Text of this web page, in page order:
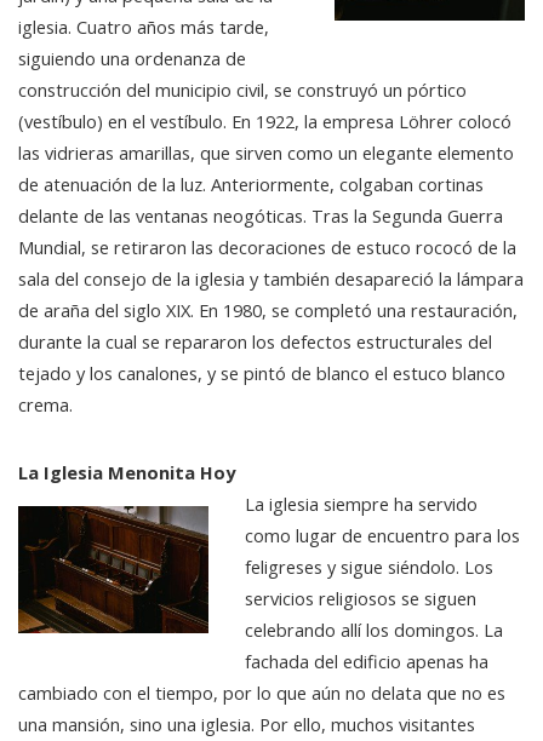
iglesia. Cuatro años más tarde,
siguiendo una ordenanza de
construcción del municipio civil, se construyó un pórtico
(vestíbulo) en el vestíbulo. En 1922, la empresa Löhrer colocó
las vidrieras amarillas, que sirven como un elegante elemento
de atenuación de la luz. Anteriormente, colgaban cortinas
delante de las ventanas neogóticas. Tras la Segunda Guerra
Mundial, se retiraron las decoraciones de estuco rococó de la
sala del consejo de la iglesia y también desapareció la lámpara
de araña del siglo XIX. En 1980, se completó una restauración,
durante la cual se repararon los defectos estructurales del
tejado y los canalones, y se pintó de blanco el estuco blanco
crema.
La Iglesia Menonita Hoy
La iglesia siempre ha servido
como lugar de encuentro para los
feligreses y sigue siéndolo. Los
servicios religiosos se siguen
celebrando allí los domingos. La
fachada del edificio apenas ha
cambiado con el tiempo, por lo que aún no delata que no es
una mansión, sino una iglesia. Por ello, muchos visitantes